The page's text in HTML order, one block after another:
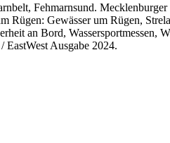
Fehmarnsund.
Gewässer um Rügen,
an Bord, Wassersportmessen,
Ausgabe 2024.